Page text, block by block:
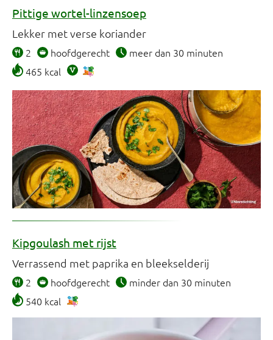
Pittige wortel-linzensoep
Lekker met verse koriander
2 hoofdgerecht
meer dan 30 minuten
465 kcal
Kipgoulash met rijst
Verrassend met paprika en bleekselderij
2 hoofdgerecht
minder dan 30 minuten
540 kcal